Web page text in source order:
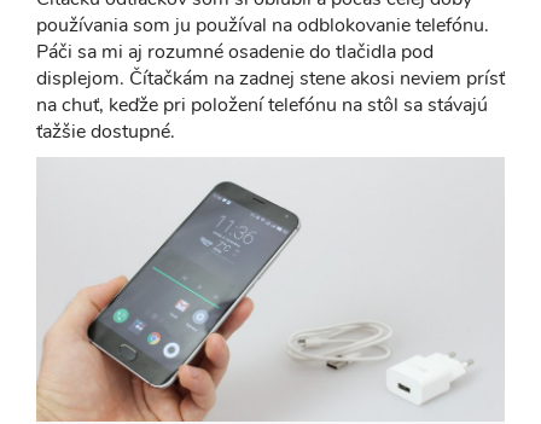
používania som ju používal na odblokovanie telefónu.
Páči sa mi aj rozumné osadenie do tlačidla pod
displejom. Čítačkám na zadnej stene akosi neviem prísť
na chuť, keďže pri položení telefónu na stôl sa stávajú
ťažšie dostupné.